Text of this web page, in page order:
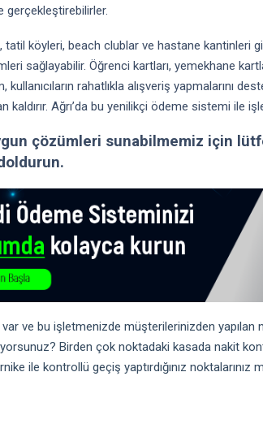
gerçekleştirebilirler.
tatil köyleri, beach clublar ve hastane kantinleri
sağlayabilir. Öğrenci kartları, yemekhane
kullanıcıların rahatlıkla alışveriş yapmalarını
kaldırır. Ağrı’da bu yenilikçi ödeme sistemi ile
çözümleri sunabilmemiz için
ve bu işletmenizde müşterilerinizden yapılan
Birden çok noktadaki kasada nakit
ile kontrollü geçiş yaptırdığınız noktalarınız